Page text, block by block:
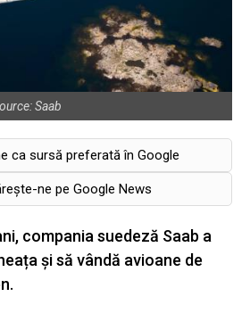
Saab
ca sursă preferată în Google
ne pe Google News
compania suedeză Saab a
și să vândă avioane de